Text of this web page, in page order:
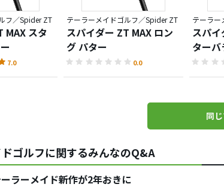
フ／Spider ZT
MAX スタ
7.0
テーラーメイドゴルフ／Spider ZT
スパイダー ZT MAX ロン
グ パター
0.0
テーラー
スパ
ターバ
同
ゴルフに関するみんなのQ&A
ラーメイド新作が2年おきに